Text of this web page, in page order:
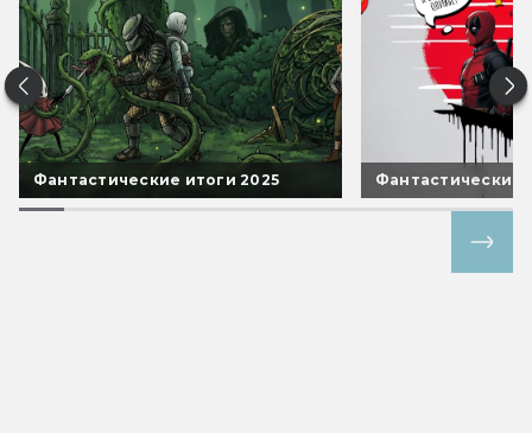
Фантастические итоги 2025 Фантастические